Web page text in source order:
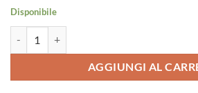
Disponibile
AGGIUNGI AL